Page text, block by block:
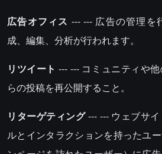
広告オフィス --- --- 広告の管理を
成、編集、分析が行われます。
リツイート --- --- コミュニティや
らの投稿を再公開すること。
リターゲティング--- --- ウェブサ
ルとインタラクションを持ったユ